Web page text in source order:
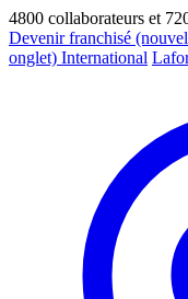
4800 collaborateurs et
Devenir franchisé
onglet) International